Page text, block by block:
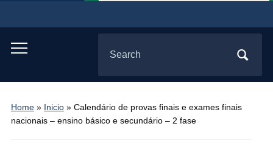
Toggle
menu
for:
Home» Inicio» Calendário de provas finais e exames finais
nacionais – ensino básico e secundário – 2 fase